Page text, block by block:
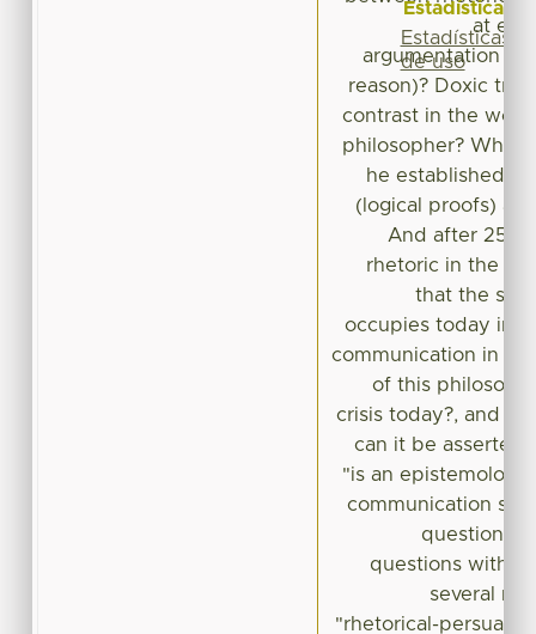
at
argumentation
reason)? Doxic
contrast in the
philosopher? What
he established
(logical proofs)
And after 25
rhetoric in the
that the
occupies today in
communication in
of this
crisis today?, and if
can it be asserted
"is an
communication
questions
questions with
several
"rhetorical-
Estadísticas
Estadísticas
de uso